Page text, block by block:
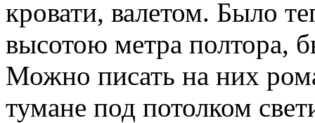
кровати, валетом. Было
высотою метра полтора,
Можно писать на них
тумане под потолком